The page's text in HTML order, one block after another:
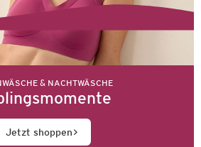
& NACHTWÄSCHE
Jetzt shoppen